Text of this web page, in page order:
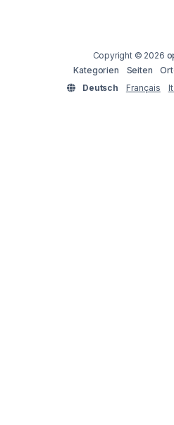
Copyright © 2026
Kategorien
Seiten
Deutsch
Français